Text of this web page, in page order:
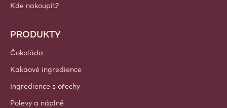
Kde nakoupit?
PRODUKTY
Čokoláda
Kakaové ingredience
Ingredience s ořechy
Polevy a náplně